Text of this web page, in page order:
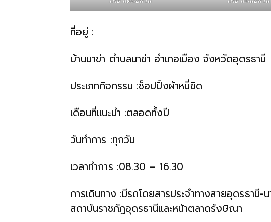
ที่อยู่ :
บ้านนาข่า ตำบลนาข่า อำเภอเมือง จังหวัดอุดรธานี
ประเภทกิจกรรม :ช็อปปิ้งผ้าหมี่ขิด
เดือนที่แนะนำ :ตลอดทั้งปี
วันทำการ :ทุกวัน
เวลาทำการ :08.30 – 16.30
การเดินทาง :มีรถโดยสารประจำทางสายอุดรธานี-
สถาบันราชภัฎอุดรธานีและหน้าตลาดรังษิณา